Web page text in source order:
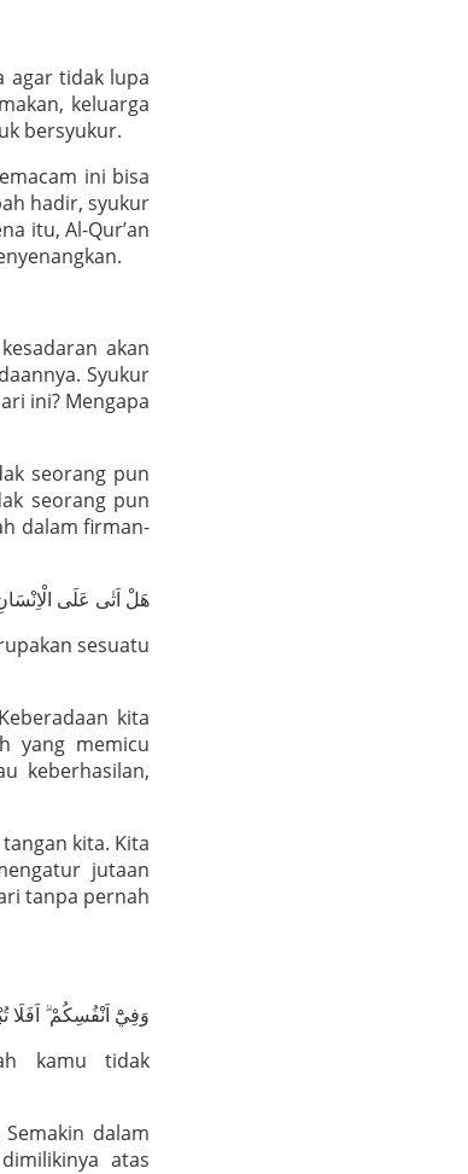
agar tidak lupa
keluarga
bersyukur.
ini bisa
hadir, syukur
itu, Al-Qur’an
akan
Syukur
ini? Mengapa
seorang pun
seorang pun
dalam firman-
هَلْ اَتٰى عَلَى
sesuatu
kita
yang memicu
keberhasilan,
kita. Kita
jutaan
tanpa pernah
وَفِيْٓ اَنْفُسِكُمْ ۗ اَفَلَا
kamu tidak
dalam
atas